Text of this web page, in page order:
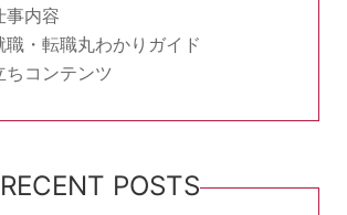
事内容
職・転職丸わかりガイド
ちコンテンツ
RECENT POSTS